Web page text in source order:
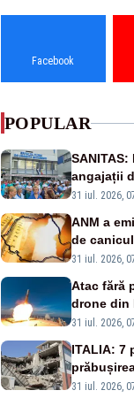
Facebook
POPULAR
angajații
salarizării
31 iul. 2026,
ANM a
de
de grade,
31 iul. 2026,
Atac fără
drone din
31 iul. 2026,
ITALIA: 7
31 iul. 2026,